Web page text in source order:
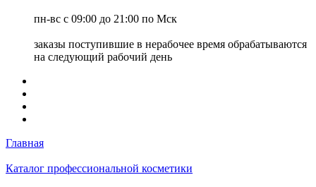
пн-вс с 09:00 до 21:00 по Мск
заказы поступившие в нерабочее время обрабатываются
на следующий рабочий день
Главная
Каталог профессиональной косметики